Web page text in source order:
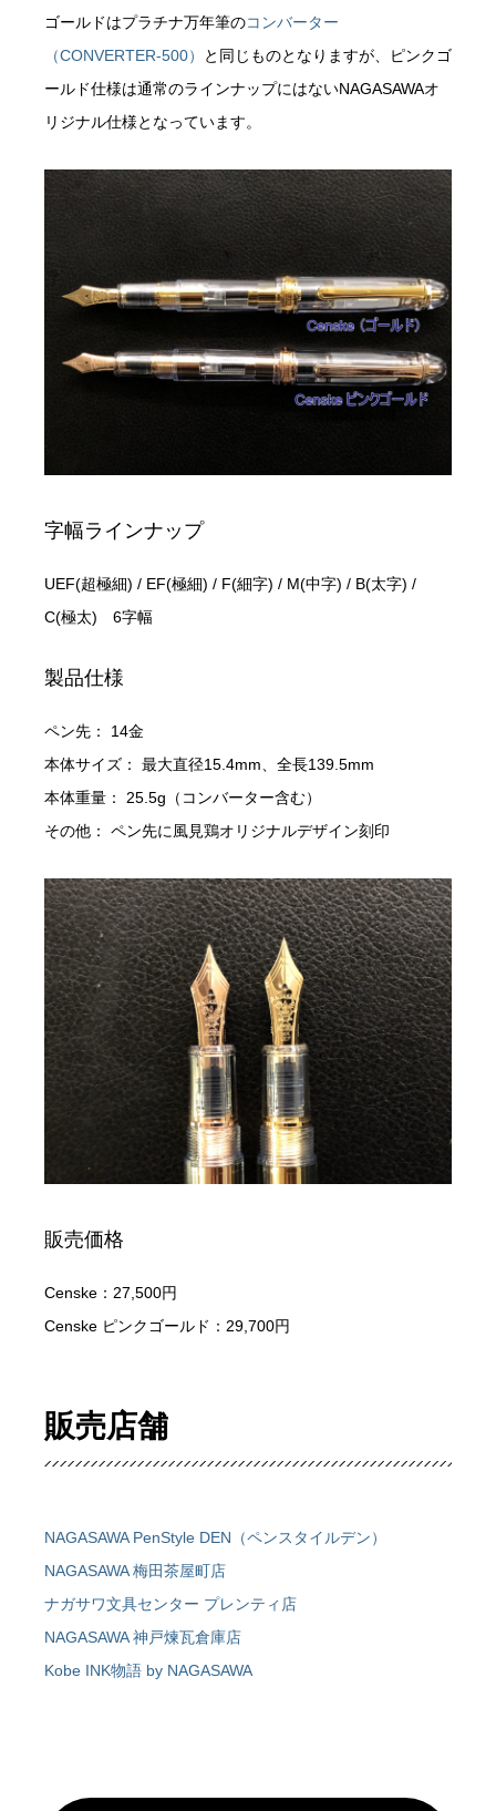
ゴールドはプラチナ万年筆のコンバーター
（CONVERTER-500）
と同じものとなりますが、ピンクゴ
ールド仕様は通常のラインナップにはないNAGASAWAオ
リジナル仕様となっています。
字幅ラインナップ
UEF(超極細) / EF(極細) / F(細字) / M(中字) / B(太字) /
C(極太) 6字幅
製品仕様
ペン先： 14金
本体サイズ： 最大直径15.4mm、全長139.5mm
本体重量： 25.5g（コンバーター含む）
その他： ペン先に風見鶏オリジナルデザイン刻印
販売価格
Censke：27,500円
Censke ピンクゴールド：29,700円
販売店舗
NAGASAWA PenStyle DEN（ペンスタイルデン）
NAGASAWA 梅田茶屋町店
ナガサワ文具センター プレンティ店
NAGASAWA 神戸煉瓦倉庫店
Kobe INK物語 by NAGASAWA